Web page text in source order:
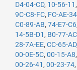
D4-04-CD, 10-56-11 ,
9C-C8-FC, FC-AE-34
C0-89-AB, 74-E7-C6
14-5B-D1 , B0-77-AC
28-7A-EE, CC-65-AD,
00-0E-5C, 00-15-A8,
00-26-41 , 00-23-74,